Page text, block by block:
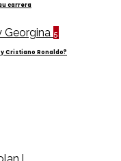
carrera
5
Cristiano Ronaldo?